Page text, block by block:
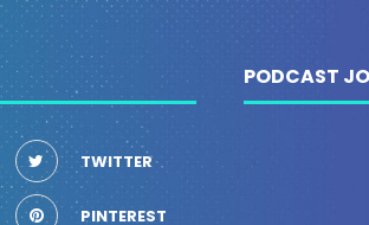
TWITTER
PINTEREST
PODCAST